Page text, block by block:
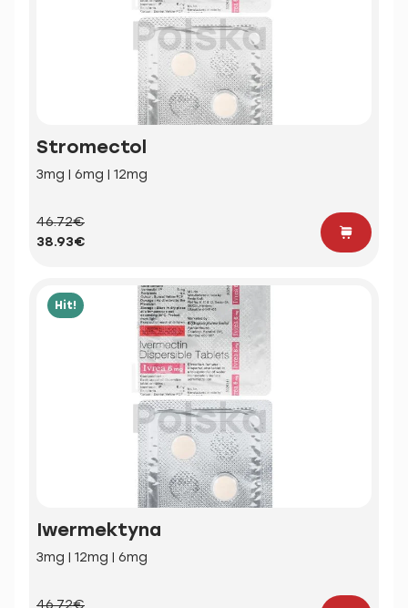
Stromectol
3mg | 6mg | 12mg
46.72€
38.93€
Hit!
Iwermektyna
3mg | 12mg | 6mg
46.72€